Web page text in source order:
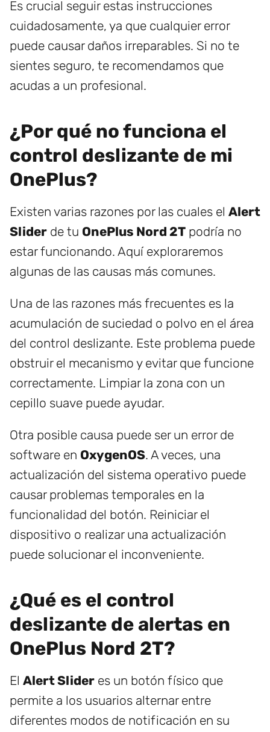
Es crucial seguir estas instrucciones
cuidadosamente, ya que cualquier error
puede causar daños irreparables. Si no te
sientes seguro, te recomendamos que
acudas a un profesional.
¿Por qué no funciona el
control deslizante de mi
OnePlus?
Existen varias razones por las cuales el Alert
Slider de tu OnePlus Nord 2T podría no
estar funcionando. Aquí exploraremos
algunas de las causas más comunes.
Una de las razones más frecuentes es la
acumulación de suciedad o polvo en el área
del control deslizante. Este problema puede
obstruir el mecanismo y evitar que funcione
correctamente. Limpiar la zona con un
cepillo suave puede ayudar.
Otra posible causa puede ser un error de
software en OxygenOS. A veces, una
actualización del sistema operativo puede
causar problemas temporales en la
funcionalidad del botón. Reiniciar el
dispositivo o realizar una actualización
puede solucionar el inconveniente.
¿Qué es el control
deslizante de alertas en
OnePlus Nord 2T?
El Alert Slider es un botón físico que
permite a los usuarios alternar entre
diferentes modos de notificación en su